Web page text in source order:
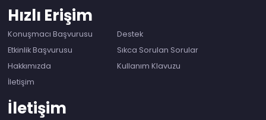
Hızlı Erişim
Konuşmacı Başvurusu
Etkinlik Başvurusu
Hakkımızda
İletişim
Destek
Sıkca Sorulan Sorular
Kullanım Klavuzu
İletişim